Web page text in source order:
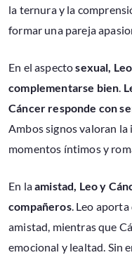
la ternura y la
formar una pareja
En el aspectosexual,
complementarse bien.
Cáncer responde con
Ambos signos valoran
momentos íntimos y
En laamistad, Leo y
compañeros. Leo
amistad, mientras que
emocional y lealtad. Sin